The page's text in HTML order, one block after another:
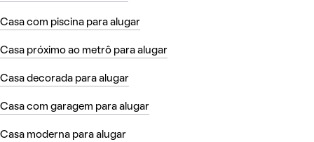
Casa com piscina para alugar
Casa próximo ao metrô para alugar
Casa decorada para alugar
Casa com garagem para alugar
Casa moderna para alugar